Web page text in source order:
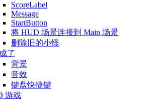
ScoreLabel
Message
StartButton
将 HUD 场景连接到 Main 场景
删除旧的小怪
了
背景
音效
键盘快捷键
游戏